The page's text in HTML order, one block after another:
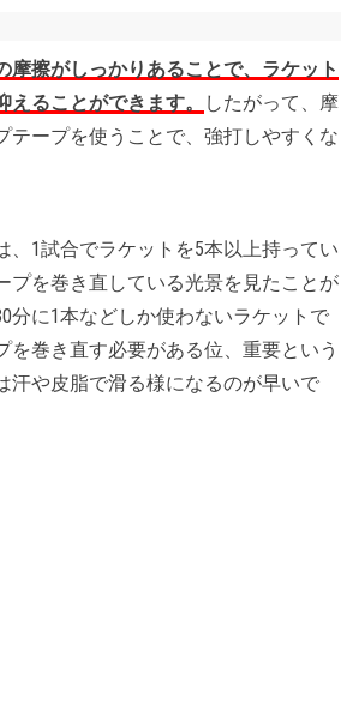
摩擦がしっかりあることで、ラケット
ることができます。
したがって、摩
テープを使うことで、強打しやすくな
1試合でラケットを5本以上持ってい
プを巻き直している光景を見たことが
分に1本などしか使わないラケットで
を巻き直す必要がある位、重要という
汗や皮脂で滑る様になるのが早いで